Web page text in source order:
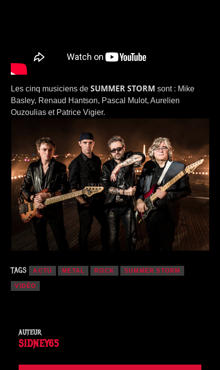
Les cinq musiciens deSUMMER STORM sont : Mike
Basley, Renaud Hantson, Pascal Mulot, Aurelien
Ouzoulias et Patrice Vigier.
TAGS ACTU METAL ROCK SUMMER STORM
VIDÉO
AUTEUR
SIDNEY65